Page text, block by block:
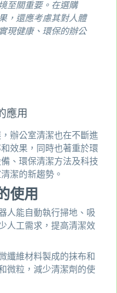
至關重要。在選購
，還應考慮其對人體
現健康、環保的辦公
應用
辦公室清潔也在不斷進
效果，同時也著重於環
、環保清潔方法及科技
潔的新趨勢。
使用
人能自動執行掃地、吸
人工需求，提高清潔效
纖維材料製成的抹布和
微粒，減少清潔劑的使